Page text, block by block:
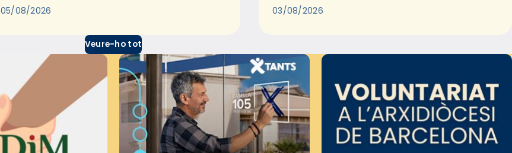
través del cinema, reflexionar sobre les…
05/08/2026
pregària, el…
03/08/2026
Veure-ho tot